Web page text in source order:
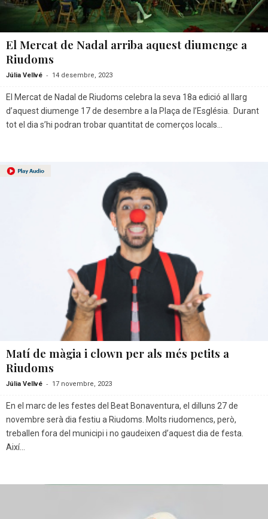
El Mercat de Nadal arriba aquest diumenge a
Riudoms
Júlia Vellvé - 14 desembre, 2023
El Mercat de Nadal de Riudoms celebra la seva 18a edició al llarg
d’aquest diumenge 17 de desembre a la Plaça de l’Església. Durant
tot el dia s’hi podran trobar quantitat de comerços locals...
Matí de màgia i clown per als més petits a
Riudoms
Júlia Vellvé - 17 novembre, 2023
En el marc de les festes del Beat Bonaventura, el dilluns 27 de
novembre serà dia festiu a Riudoms. Molts riudomencs, però,
treballen fora del municipi i no gaudeixen d’aquest dia de festa.
Així...